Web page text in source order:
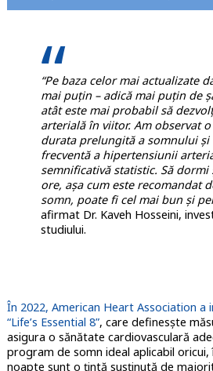
“Pe baza celor mai actualizate
mai puțin – adică mai puțin de
atât este mai probabil să
arterială în viitor. Am observat
durata prelungită a somnului și
frecventă a hipertensiunii
semnificativă statistic. Să
ore, așa cum este recomandat
somn, poate fi cel mai bun și
afirmat Dr. Kaveh Hosseini,
studiului.
În 2022, American Heart Association a
“Life’s Essential 8”, care definesște
asigura o sănătate cardiovasculară
program de somn ideal aplicabil oricui,
noapte sunt o ţintă susţinută de